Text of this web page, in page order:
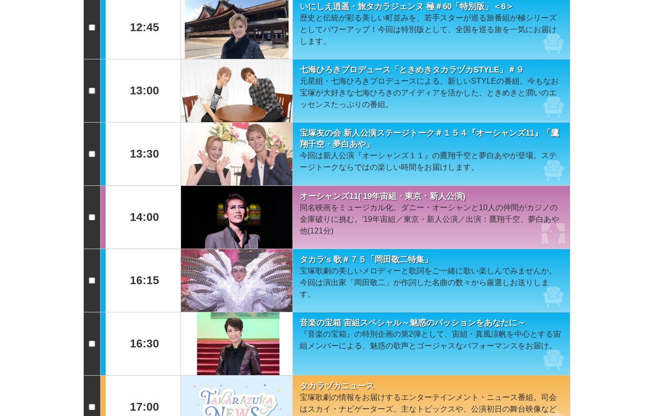
12:45
いにしえ逍遥・旅タカラジェンヌ 極＃60「特別版」＜6＞
歴史と伝統が彩る美しい町並みを、若手スターが巡る旅番組が極シリーズ
としてパワーアップ！今回は特別版として、全国を巡る旅を一気にお届け
します。
13:00
七海ひろきプロデュース「ときめきタカラヅカSTYLE」＃９
元星組・七海ひろきプロデュースによる、新しいSTYLEの番組。今もなお
宝塚が大好きな七海ひろきのアイディアを活かした、ときめきと潤いのエ
ッセンスたっぷりの番組。
13:30
宝塚友の会 新人公演ステージトーク＃１５４『オーシャンズ11』「鷹
翔千空・夢白あや」
今回は新人公演『オーシャンズ１１』の鷹翔千空と夢白あやが登場。ステ
ージトークならではの楽しい時間をお届けします。
14:00
オーシャンズ11('19年宙組・東京・新人公演)
同名映画をミュージカル化。ダニー・オーシャンと10人の仲間がカジノの
金庫破りに挑む。'19年宙組／東京・新人公演／出演：鷹翔千空、夢白あや
他(121分)
16:15
タカラ's 歌＃７５「岡田敬二特集」
宝塚歌劇の美しいメロディーと歌詞をご一緒に歌い楽しんでみませんか。
今回は演出家「岡田敬二」が作詞した名曲の数々から厳選しお送りしま
す。
16:30
音楽の宝箱 宙組スペシャル～魅惑のパッションをあなたに～
『音楽の宝箱』の特別企画の第2弾として、宙組・真風涼帆を中心とする宙
組メンバーによる、魅惑の歌声とゴージャスなパフォーマンスをお届け。
17:00
タカラヅカニュース
宝塚歌劇の情報をお届けするエンターテインメント・ニュース番組。司会
はスカイ・ナビゲーターズ。主なトピックスや、公演初日の舞台映像など